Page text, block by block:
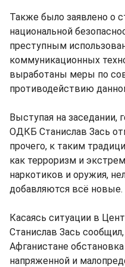
Также было заявлено о
национальной
преступным
коммуникационных
выработаны меры по
противодействию
Выступая на заседании,
ОДКБ Станислав Зась
прочего, к таким
как терроризм и
наркотиков и оружия,
добавляются всё новые.
Касаясь ситуации в
Станислав Зась
Афганистане
напряженной и